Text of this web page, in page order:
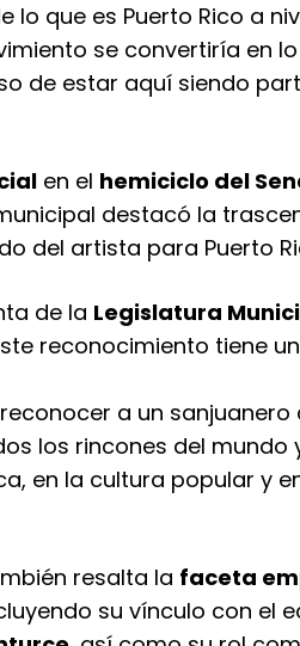
lo que es Puerto Rico a
se convertiría en
de estar aquí siendo
en el hemiciclo del
destacó la
del artista para Puerto
de la Legislatura
reconocimiento tiene un
a un sanjuanero
los rincones del mundo
en la cultura popular y
resalta la faceta
su vínculo con el